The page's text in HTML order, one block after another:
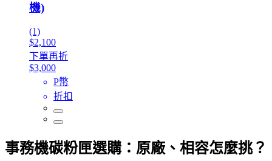
機)
(1)
$2,100
下單再折
$3,000
P幣
折扣
事務機碳粉匣選購：原廠、相容怎麼挑？